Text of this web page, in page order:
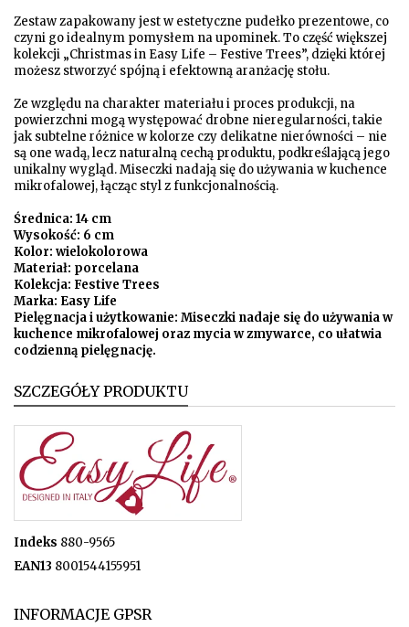
Zestaw zapakowany jest w estetyczne pudełko prezentowe, co
czyni go idealnym pomysłem na upominek. To część większej
kolekcji „Christmas in Easy Life – Festive Trees”, dzięki której
możesz stworzyć spójną i efektowną aranżację stołu.
Ze względu na charakter materiału i proces produkcji, na
powierzchni mogą występować drobne nieregularności, takie
jak subtelne różnice w kolorze czy delikatne nierówności – nie
są one wadą, lecz naturalną cechą produktu, podkreślającą jego
unikalny wygląd. Miseczki nadają się do używania w kuchence
mikrofalowej, łącząc styl z funkcjonalnością.
Średnica: 14 cm
Wysokość: 6 cm
Kolor: wielokolorowa
Materiał: porcelana
Kolekcja: Festive Trees
Marka: Easy Life
Pielęgnacja i użytkowanie: Miseczki nadaje się do używania w
kuchence mikrofalowej oraz mycia w zmywarce, co ułatwia
codzienną pielęgnację.
SZCZEGÓŁY PRODUKTU
Indeks 880-9565
EAN13 8001544155951
INFORMACJE GPSR